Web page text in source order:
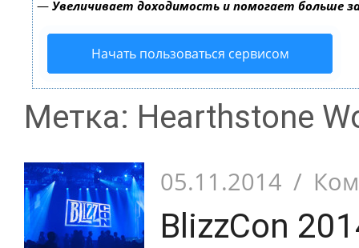
— Увеличивает доходимость и помогает больше
Начать пользоваться сервисом
Метка: Hearthstone
05.11.2014 /
BlizzCon